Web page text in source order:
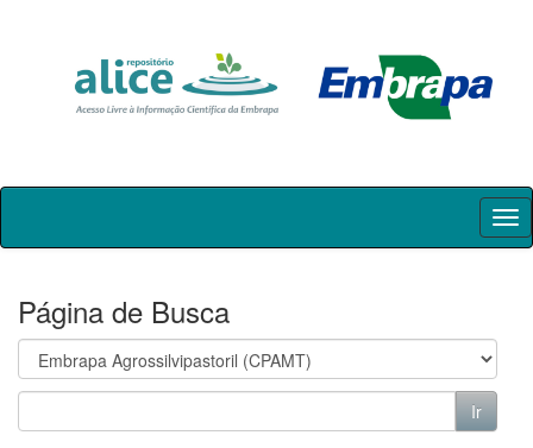
Skip
Página de Busca